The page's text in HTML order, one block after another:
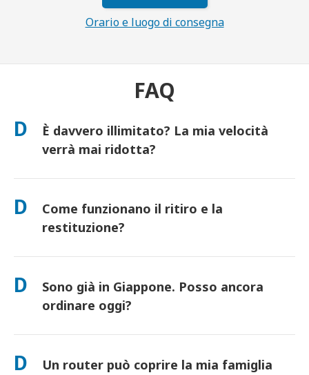
Orario e luogo di consegna
FAQ
D
È davvero illimitato? La mia velocità
verrà mai ridotta?
Sì. È davvero illimitato e non applichiamo limiti di Fair Usage
tutti i dati che desideri, tutto il giorno. (Come ogni rete
mobile, la congestione temporanea dell'operatore può influire
sulla velocità). Se dovesse mai verificarsi una riduzione di
D
Come funzionano il ritiro e la
restituzione?
Ritira presso i principali aeroporti o scegli la consegna in
busta di reso prepagata: basta imbucarla in qualsiasi cassetta
postale in Giappone. Nessuna documentazione, nessuna fila
allo sportello.
D
Sono già in Giappone. Posso ancora
ordinare oggi?
Sì. È disponibile il ritiro in aeroporto in giornata. Per la
successivo. Se non sei sicuro, contattaci e confermeremo
D
Un router può coprire la mia famiglia